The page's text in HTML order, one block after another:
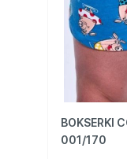
BOKSERKI
001/170